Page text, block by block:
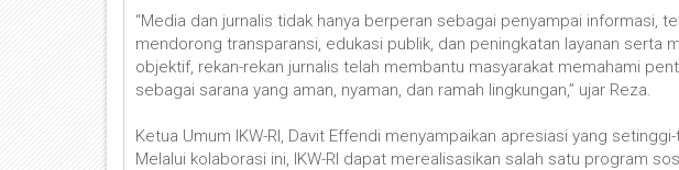
“Media dan jurnalis tidak hanya berperan sebagai penyampai informasi,
mendorong transparansi, edukasi publik, dan peningkatan layanan serta
objektif, rekan-rekan jurnalis telah membantu masyarakat memahami
sebagai sarana yang aman, nyaman, dan ramah lingkungan,” ujar Reza.
Ketua Umum IKW-RI, Davit Effendi menyampaikan apresiasi yang
Melalui kolaborasi ini, IKW-RI dapat merealisasikan salah satu program